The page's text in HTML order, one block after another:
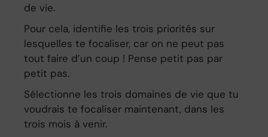
de vie.
Pour cela, identifie les trois priorités sur
lesquelles te focaliser, car on ne peut pas
tout faire d’un coup ! Pense petit pas par
petit pas.
Sélectionne les trois domaines de vie que tu
voudrais te focaliser maintenant, dans les
trois mois à venir.